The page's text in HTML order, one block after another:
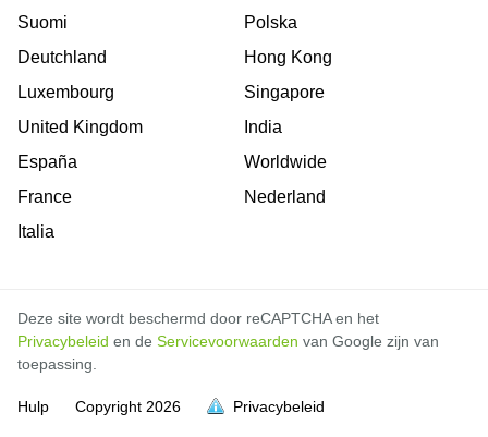
vol is
vol is
vol is
vol is
vol is
vol is
vol is
vol is
vol is
vol is
vol is
vol is
vol is
Suomi
Deutchland
Luxembourg
United Kingdom
España
France
Italia
Polska
Hong Kong
Singapore
India
Worldwide
Nederland
Deze site wordt beschermd door reCAPTCHA en het
Privacybeleid en de Servicevoorwaarden van Google zijn van
toepassing.
Hulp Copyright 2026 Privacybeleid